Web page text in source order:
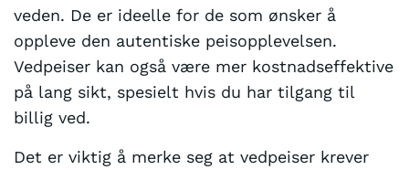
veden. De er ideelle for de som ønsker å
oppleve den autentiske peisopplevelsen.
Vedpeiser kan også være mer kostnadseffektive
på lang sikt, spesielt hvis du har tilgang til
billig ved.
Det er viktig å merke seg at vedpeiser krever